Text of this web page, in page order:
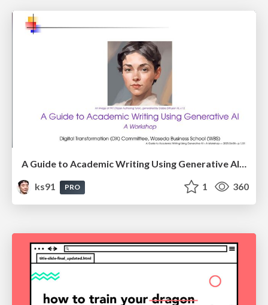
A Guide to Academic Writing Using Generative AI - A Workshop
ks91
PRO 1 360